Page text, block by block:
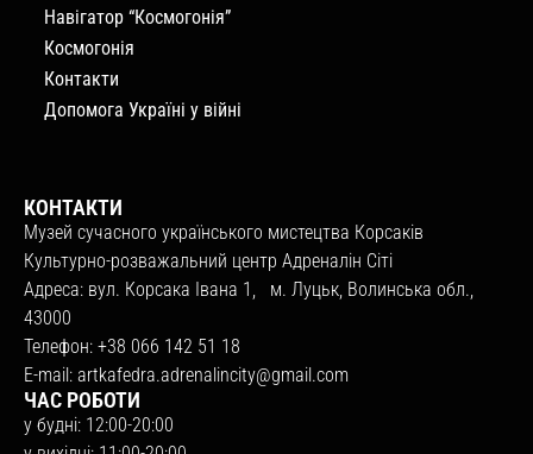
Навігатор “Космогонія”
Космогонія
Контакти
Допомога Україні у війні
КОНТАКТИ
Музей сучасного українського мистецтва Корсаків
Культурно-розважальний центр Адреналін Сіті
Адреса: вул. Корсака Івана 1, м. Луцьк, Волинська обл.,
43000
Телефон: +38 066 142 51 18
E-mail: artkafedra.adrenalincity@gmail.com
ЧАС РОБОТИ
у будні: 12:00-20:00